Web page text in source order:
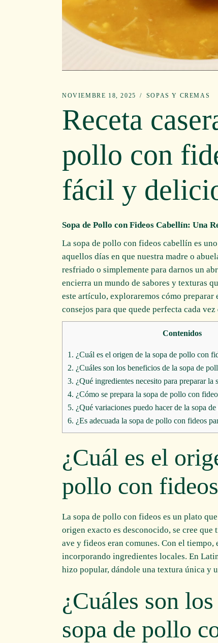
NOVIEMBRE 18, 2025 SOPAS Y CREMAS
Receta
pollo con
fácil y
Sopa de Pollo con Fideos Cabellín: Una
La sopa de pollo con fideos cabellín es
aquellos días en que nuestra madre o
resfriado o simplemente para darnos un
encierra un mundo de sabores y texturas
este artículo, exploraremos cómo
consejos para que quede perfecta cada
Contenidos
1. ¿Cuál es el origen de la sopa de pollo con
2. ¿Cuáles son los beneficios de la sopa de
3. ¿Qué ingredientes necesito para preparar la
4. ¿Cómo se prepara la sopa de pollo con
5. ¿Qué variaciones puedo hacer de la sopa
6. ¿Es adecuada la sopa de pollo con fideos
¿Cuál es el
pollo con
La sopa de pollo con fideos es un plato
origen exacto es desconocido, se cree que
ave y fideos eran comunes. Con el tiempo,
incorporando ingredientes locales. En
hizo popular, dándole una textura única y
¿Cuáles son
sopa de pollo